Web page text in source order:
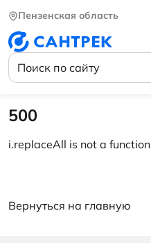
Пензенская область
500
i.replaceAll is not a function
Вернуться на главную